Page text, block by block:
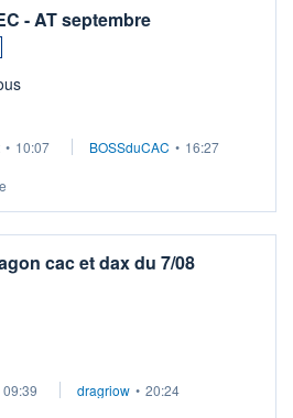
- AT septembre
et aux arbitrages
• 10:07 BOSSduCAC • 16:27
cac et dax du 7/08
PB1J = 37pts.
09:39 dragriow • 20:24